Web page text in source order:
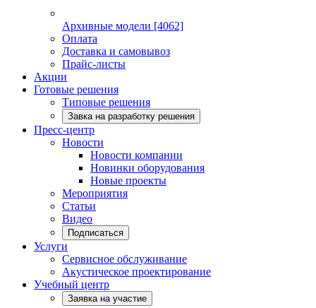
Архивные модели [4062]
Оплата
Доставка и самовывоз
Прайс-листы
Акции
Готовые решения
Типовые решения
Завка на разработку решения
Пресс-центр
Новости
Новости компании
Новинки оборудования
Новые проекты
Мероприятия
Статьи
Видео
Подписаться
Услуги
Сервисное обслуживание
Акустическое проектирование
Учебный центр
Заявка на участие